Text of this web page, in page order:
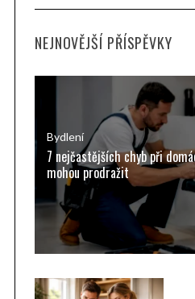
c
NEJNOVĚJŠÍ PŘÍSPĚVKY
Bydlení
7 nejčastějších chyb při
mohou prodražit